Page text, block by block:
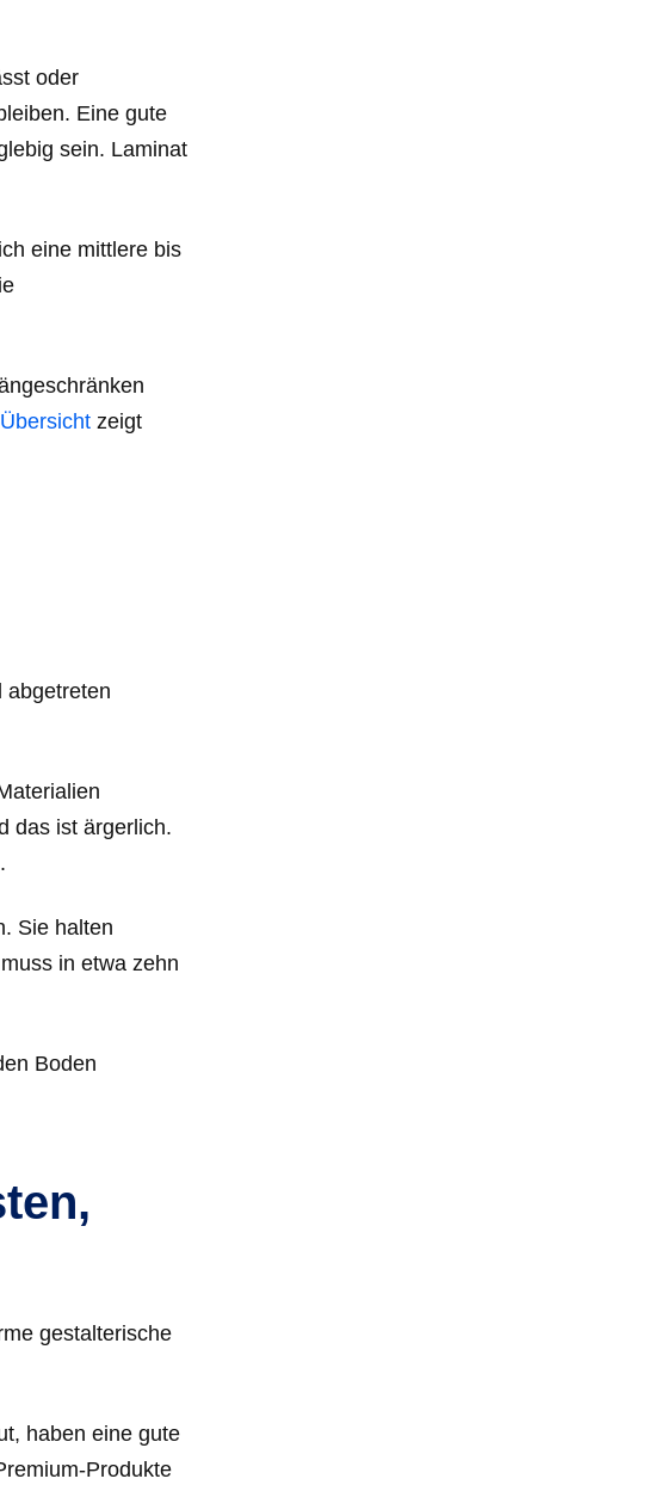
oder
Eine gute
sein. Laminat
eine mittlere bis
zeigt
abgetreten
das ist ärgerlich.
Sie halten
in etwa zehn
Boden
gestalterische
haben eine gute
Produkte